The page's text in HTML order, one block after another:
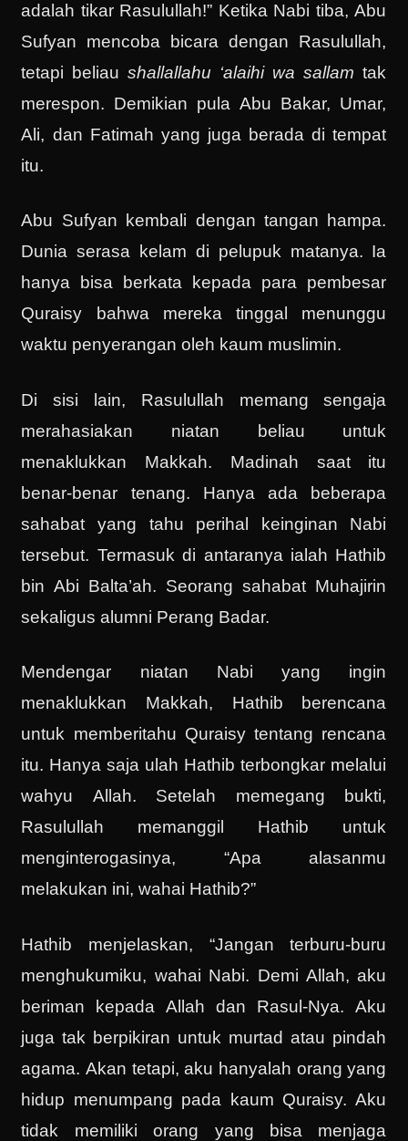
adalah tikar Rasulullah!” Ketika Nabi tiba, Abu
Sufyan mencoba bicara dengan Rasulullah,
tetapi beliaushallallahu ‘alaihi wa sallam tak
merespon. Demikian pula Abu Bakar, Umar,
Ali, dan Fatimah yang juga berada di tempat
itu.
Abu Sufyan kembali dengan tangan hampa.
Dunia serasa kelam di pelupuk matanya. Ia
hanya bisa berkata kepada para pembesar
Quraisy bahwa mereka tinggal menunggu
waktu penyerangan oleh kaum muslimin.
Di sisi lain, Rasulullah memang sengaja
merahasiakan niatan beliau untuk
menaklukkan Makkah. Madinah saat itu
benar-benar tenang. Hanya ada beberapa
sahabat yang tahu perihal keinginan Nabi
tersebut. Termasuk di antaranya ialah Hathib
bin Abi Balta’ah. Seorang sahabat Muhajirin
sekaligus alumni Perang Badar.
Mendengar niatan Nabi yang ingin
menaklukkan Makkah, Hathib berencana
untuk memberitahu Quraisy tentang rencana
itu. Hanya saja ulah Hathib terbongkar melalui
wahyu Allah. Setelah memegang bukti,
Rasulullah memanggil Hathib untuk
menginterogasinya, “Apa alasanmu
melakukan ini, wahai Hathib?”
Hathib menjelaskan, “Jangan terburu-buru
menghukumiku, wahai Nabi. Demi Allah, aku
beriman kepada Allah dan Rasul-Nya. Aku
juga tak berpikiran untuk murtad atau pindah
agama. Akan tetapi, aku hanyalah orang yang
hidup menumpang pada kaum Quraisy. Aku
tidak memiliki orang yang bisa menjaga